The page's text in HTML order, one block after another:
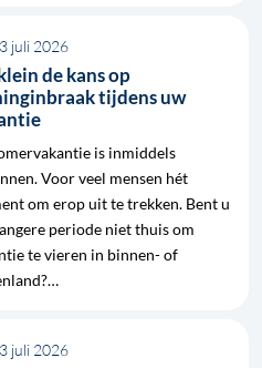
de kans op
tijdens uw
juli 2026
is inmiddels
Voor veel mensen hét
om erop uit te trekken. Bent u
periode niet thuis om
te vieren in binnen- of
juli 2026